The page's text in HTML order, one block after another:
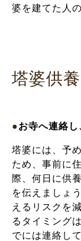
婆を建てた人
塔婆供
●お寺へ連絡
塔婆には、予
ため、事前に
際、何日に供
を伝えましょ
えるリスクを
るタイミング
でには連絡し